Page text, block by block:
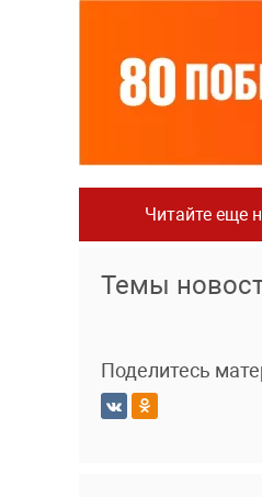
Читайте еще
Темы
Поделитесь